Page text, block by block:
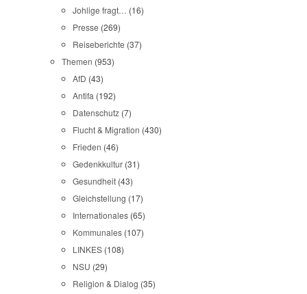
Johlige fragt… (16)
Presse (269)
Reiseberichte (37)
Themen (953)
AfD (43)
Antifa (192)
Datenschutz (7)
Flucht & Migration (430)
Frieden (46)
Gedenkkultur (31)
Gesundheit (43)
Gleichstellung (17)
Internationales (65)
Kommunales (107)
LINKES (108)
NSU (29)
Religion & Dialog (35)